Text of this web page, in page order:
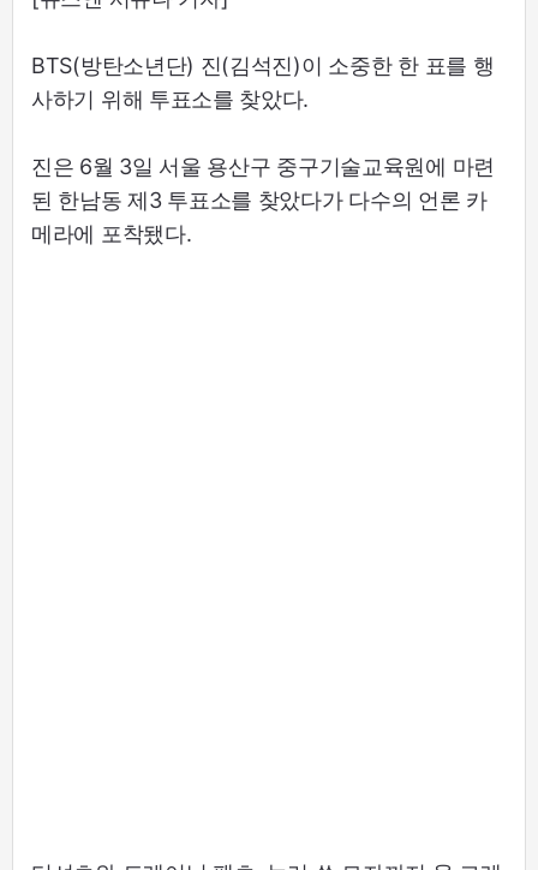
BTS(방탄소년단) 진(김석진)이 소중한 한 표를 행
사하기 위해 투표소를 찾았다.
진은 6월 3일 서울 용산구 중구기술교육원에 마련
된 한남동 제3 투표소를 찾았다가 다수의 언론 카
메라에 포착됐다.